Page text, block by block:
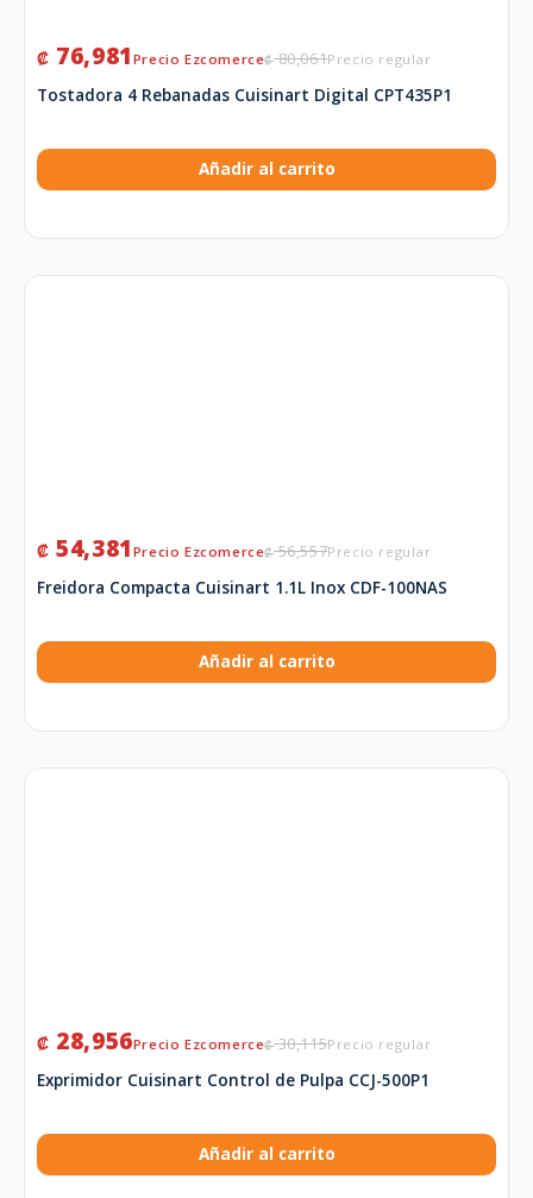
₡80,061
₡ 76,981
Tostadora 4 Rebanadas Cuisinart Digital CPT435P1
Añadir al carrito
₡56,557
₡ 54,381
Freidora Compacta Cuisinart 1.1L Inox CDF-100NAS
Añadir al carrito
₡30,115
₡ 28,956
Exprimidor Cuisinart Control de Pulpa CCJ-500P1
Añadir al carrito